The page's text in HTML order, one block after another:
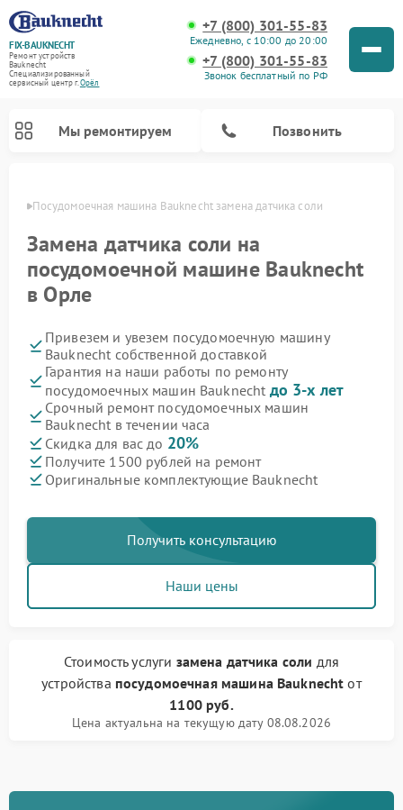
FIX-BAUKNECHT
Ремонт устройств
Bauknecht
Специализированный
cервисный центр г.Орёл
+7 (800) 301-55-83
Ежедневно, с 10:00 до 20:00
+7 (800) 301-55-83
Звонок бесплатный по РФ
Мы ремонтируем Позвонить
Посудомоечная машина Bauknecht замена датчика соли
Замена датчика соли на
посудомоечной машине Bauknecht
в Орле
Привезем и увезем посудомоечную машину
Bauknecht собственной доставкой
Гарантия на наши работы по ремонту
посудомоечных машин Bauknecht до 3-х лет
Срочный ремонт посудомоечных машин
Bauknecht в течении часа
Скидка для вас до 20%
Получите 1500 рублей на ремонт
Оригинальные комплектующие Bauknecht
Получить консультацию
Наши цены
Стоимость услуги замена датчика соли для
устройства посудомоечная машина Bauknecht от
1100 руб.
Цена актуальна на текущую дату 08.08.2026